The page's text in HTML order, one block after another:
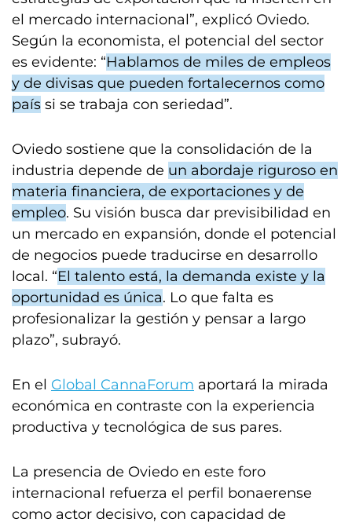
el mercado internacional”, explicó Oviedo.
Según la economista, el potencial del sector
es evidente: “Hablamos de miles de empleos
y de divisas que pueden fortalecernos como
país si se trabaja con seriedad”.
Oviedo sostiene que la consolidación de la
industria depende de un abordaje riguroso en
materia financiera, de exportaciones y de
empleo. Su visión busca dar previsibilidad en
un mercado en expansión, donde el potencial
de negocios puede traducirse en desarrollo
local. “El talento está, la demanda existe y la
oportunidad es única. Lo que falta es
profesionalizar la gestión y pensar a largo
plazo”, subrayó.
En el Global CannaForum aportará la mirada
económica en contraste con la experiencia
productiva y tecnológica de sus pares.
La presencia de Oviedo en este foro
internacional refuerza el perfil bonaerense
como actor decisivo, con capacidad de